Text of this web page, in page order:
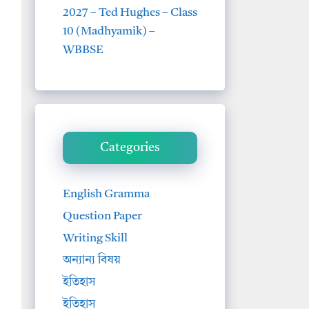
2027 – Ted Hughes – Class
10 (Madhyamik) –
WBBSE
Categories
English Gramma
Question Paper
Writing Skill
অন্যান্য বিষয়
ইতিহাস
ইতিহাস